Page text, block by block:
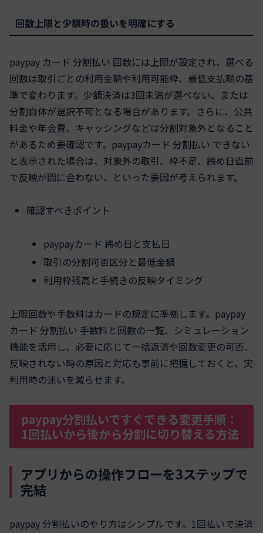
回数上限と少額時の扱いを明確にする
paypay カード 分割払い 回数には上限が設定され、選べる
回数は取引ごとの利用金額や利用可能枠、最低支払額の基
準で変わります。少額決済は3回未満が選べない、または
分割自体が選択不可となる場合があります。さらに、公共
料金や年会費、キャッシングなどは分割対象外となること
があるため要確認です。paypayカード 分割払い できない
と表示された場合は、対象外の取引、枠不足、締め日直前
で反映が間に合わない、といった要因が考えられます。
確認すべきポイント
paypayカード 締め日と支払日
取引の分割可否区分と最低金額
利用枠残高と手続きの反映タイミング
上限回数や手数料はカードの規定に準拠します。paypay
カード 分割払い 手数料と回数の一覧、シミュレーション
機能を活用し、必要に応じて一括返済や回数変更の可否、
反映されない時の原因と対応も事前に把握しておくと、実
利用時の迷いを減らせます。
paypay分割払いですぐできる変更手順：
1回払いから後から分割に切り替える方法
アプリからの操作フローを3ステップで
完結
paypay 分割払いのやり方はシンプルです。1回払いで決済